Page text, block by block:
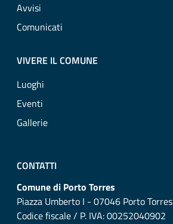
Avvisi
Comunicati
VIVERE IL COMUNE
Luoghi
Eventi
Gallerie
CONTATTI
Comune di Porto Torres
Piazza Umberto I - 07046 Porto Torres
Codice fiscale / P. IVA: 00252040902